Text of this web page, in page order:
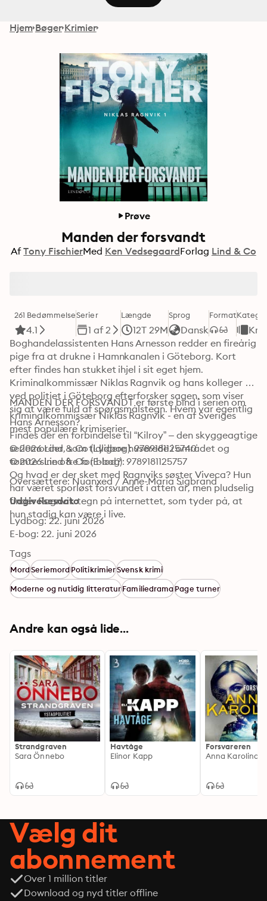
Hjem Bøger Krimier
Prøve
Manden der forsvandt
Af Tony FischierMed Ken VedsegaardForlag Lind & Co
261 Bedømmelse
4.1
Serier
1 af 2
Længde
12T 29M
Sprog
Dansk
Format
Boghandelassistenten Hans Arnesson redder en fireårig
pige fra at drukne i Hamnkanalen i Göteborg. Kort
efter findes han stukket ihjel i sit eget hjem.
Kriminalkommissær Niklas Ragnvik og hans kolleger
ved politiet i Göteborg efterforsker sagen, som viser
sig at være fuld af spørgsmålstegn. Hvem var egentlig
Hans Arnesson?
Findes der en forbindelse til “Kilroy” – den skyggeagtige
seriemorder, som tidligere huserede i området og
tømte sine ofre for blod?
Og hvad er der sket med Ragnviks søster Viveca? Hun
har været sporløst forsvundet i atten år, men pludselig
finder Ragnvik tegn på internettet, som tyder på, at
hun stadig kan være i live.
MANDEN DER FORSVANDT er første bind i serien om
kriminalkommissær Niklas Ragnvik - en af Sveriges
mest populære krimiserier.
© 2026 Lind & Co (Lydbog): 9789181125740
© 2026 Lind & Co (E-bog): 9789181125757
Oversættere: Nuanxed / Anne-Maria Sigbrand
Udgivelsesdato
Lydbog: 22. juni 2026
E-bog: 22. juni 2026
Tags
MordSeriemordPolitikrimierSvensk krimi
Moderne og nutidig litteraturFamiliedramaPage turner
Andre kan også lide...
Strandgraven
Sara Önnebo
Havtåge
Elinor Kapp
Forsvareren
Anna Karolina
Vælg dit
abonnement
Over 1 million titler
Download og nyd titler offline